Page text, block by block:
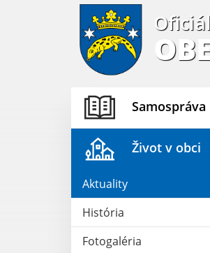
Samospráva
Život v obci
Aktuality
História
Fotogaléria